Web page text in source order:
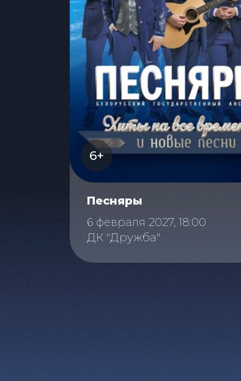
6+
Песняры
6 февраля 2027, 18:00
ДК "Дружба"